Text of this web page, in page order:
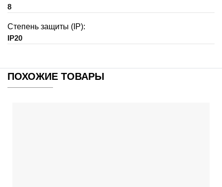
8
Степень защиты (IP):
IP20
ПОХОЖИЕ ТОВАРЫ